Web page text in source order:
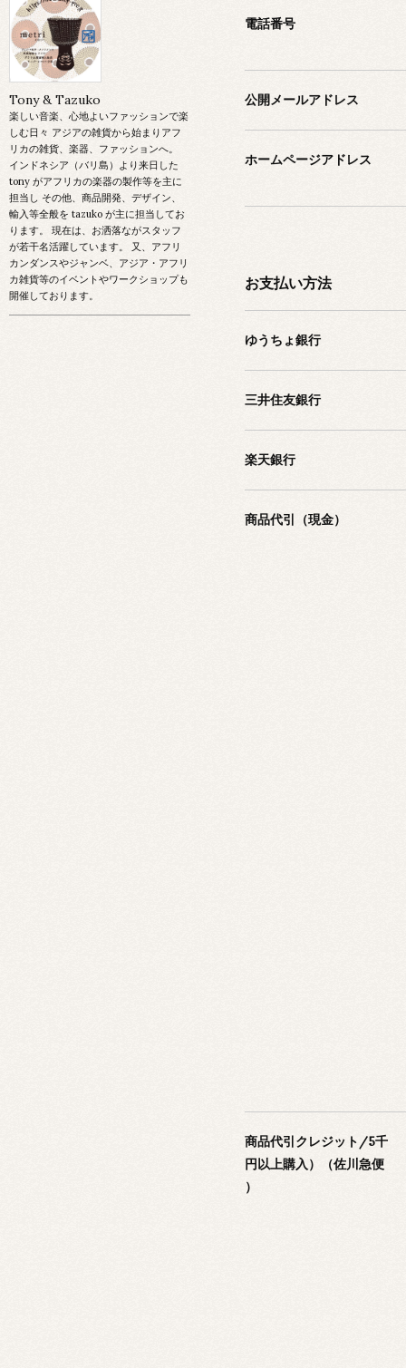
電話番号
公開メールアドレス
ホームページアドレス
お支払い方法
ゆうちょ銀行
三井住友銀行
楽天銀行
商品代引（現金）
商品代引クレジット/5千
円以上購入）（佐川急便
）
Tony & Tazuko
楽しい音楽、心地よいファッションで楽
しむ日々 アジアの雑貨から始まりアフ
リカの雑貨、楽器、ファッションへ。
インドネシア（バリ島）より来日した
tony がアフリカの楽器の製作等を主に
担当し その他、商品開発、デザイン、
輸入等全般を tazuko が主に担当してお
ります。 現在は、お洒落ながスタッフ
が若干名活躍しています。 又、アフリ
カンダンスやジャンベ、アジア・アフリ
カ雑貨等のイベントやワークショップも
開催しております。